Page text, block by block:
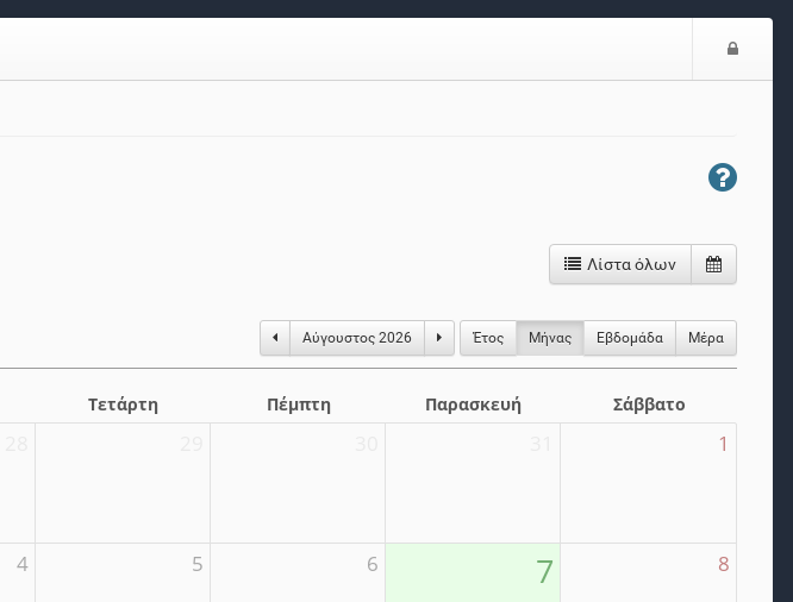
Λίστα όλων
Αύγουστος 2026 Έτος Μήνας Eβδομάδα Μέρα
Τετάρτη Πέμπτη Παρασκευή Σάββατο
1
4 5 6 7 8